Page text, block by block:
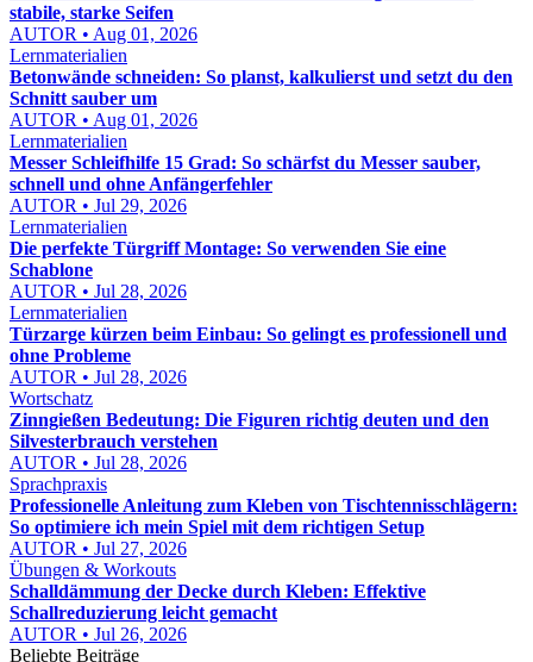
stabile, starke Seifen
AUTOR • Aug 01, 2026
Lernmaterialien
Betonwände schneiden: So planst, kalkulierst und setzt du den
Schnitt sauber um
AUTOR • Aug 01, 2026
Lernmaterialien
Messer Schleifhilfe 15 Grad: So schärfst du Messer sauber,
schnell und ohne Anfängerfehler
AUTOR • Jul 29, 2026
Lernmaterialien
Die perfekte Türgriff Montage: So verwenden Sie eine
Schablone
AUTOR • Jul 28, 2026
Lernmaterialien
Türzarge kürzen beim Einbau: So gelingt es professionell und
ohne Probleme
AUTOR • Jul 28, 2026
Wortschatz
Zinngießen Bedeutung: Die Figuren richtig deuten und den
Silvesterbrauch verstehen
AUTOR • Jul 28, 2026
Sprachpraxis
Professionelle Anleitung zum Kleben von Tischtennisschlägern:
So optimiere ich mein Spiel mit dem richtigen Setup
AUTOR • Jul 27, 2026
Übungen & Workouts
Schalldämmung der Decke durch Kleben: Effektive
Schallreduzierung leicht gemacht
AUTOR • Jul 26, 2026
Beliebte Beiträge